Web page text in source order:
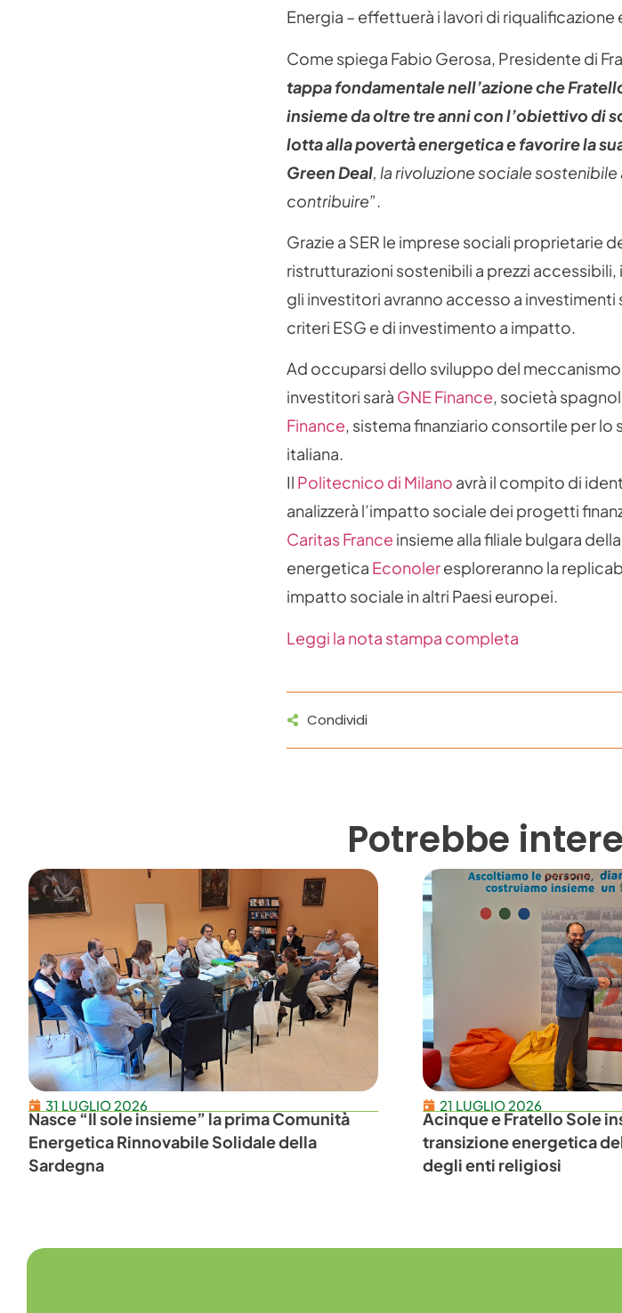
Energia – effettuerà i lavori di
Come spiega Fabio Gerosa, Presidente di
tappa fondamentale nell’azione che
insieme da oltre tre anni con l’obiettivo di
lotta alla povertà energetica e favorire la
Green Deal, la rivoluzione sociale
contribuire”.
Grazie a SER le imprese sociali proprietarie
ristrutturazioni sostenibili a prezzi
gli investitori avranno accesso a investimenti
criteri ESG e di investimento a impatto.
Ad occuparsi dello sviluppo del
investitori sarà GNE Finance, società
Finance, sistema finanziario consortile per
italiana.
Il Politecnico di Milano avrà il compito di
analizzerà l’impatto sociale dei progetti
Caritas France insieme alla filiale bulgara
energetica Econoleresploreranno la
impatto sociale in altri Paesi europei.
Leggi la nota stampa completa
Condividi
Potrebbe
31 LUGLIO 2026
Nasce “Il sole insieme” la prima Comunità
Energetica Rinnovabile Solidale della
Sardegna
21 LUGLIO 2026
Acinque e Fratello Sole
transizione energetica
degli enti religiosi